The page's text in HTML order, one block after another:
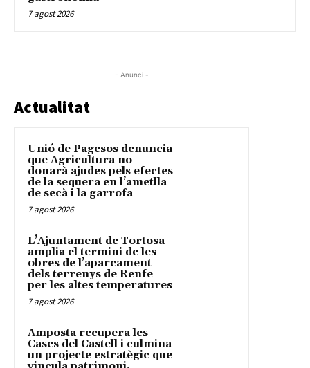
7 agost 2026
- Anunci -
Actualitat
Unió de Pagesos denuncia
que Agricultura no
donarà ajudes pels efectes
de la sequera en l’ametlla
de secà i la garrofa
7 agost 2026
L’Ajuntament de Tortosa
amplia el termini de les
obres de l’aparcament
dels terrenys de Renfe
per les altes temperatures
7 agost 2026
Amposta recupera les
Cases del Castell i culmina
un projecte estratègic que